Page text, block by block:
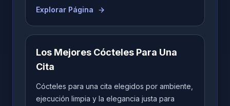
Explorar Página
Los Mejores Cócteles Para Una
Cita
Cócteles para una cita elegidos por ambiente,
ejecución limpia y la elegancia justa para